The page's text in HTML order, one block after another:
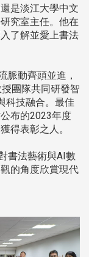
是淡江大學中文
究室主任。他在
了解並愛上書法
脈動齊頭並進，
團隊共同研發智
科技融合。最佳
布的2023年度
得表彰之人。
書法藝術與AI數
的角度欣賞現代